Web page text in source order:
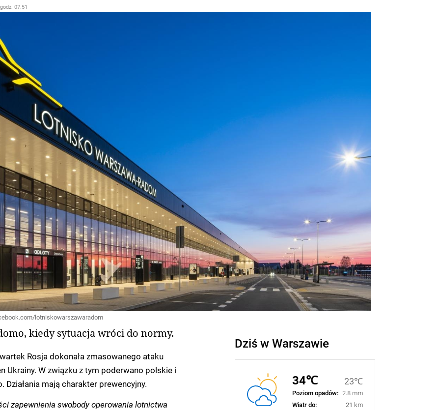
07.51
lotniskowarszawaradom
kiedy sytuacja wróci do normy.
Rosja dokonała zmasowanego ataku
Ukrainy. W związku z tym poderwano polskie i
mają charakter prewencyjny.
zapewnienia swobody operowania lotnictwa
Dziś w Warszawie
34℃ 23℃
Poziom opadów: 2.8 mm
Wiatr do:
21 km